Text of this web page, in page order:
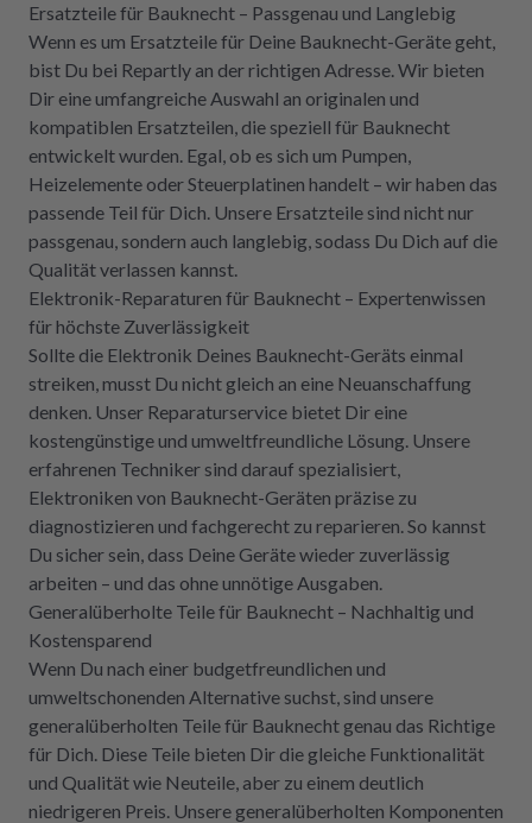
Ersatzteile für Bauknecht – Passgenau und Langlebig
Wenn es um Ersatzteile für Deine Bauknecht-Geräte geht,
bist Du bei Repartly an der richtigen Adresse. Wir bieten
Dir eine umfangreiche Auswahl an originalen und
kompatiblen Ersatzteilen, die speziell für Bauknecht
entwickelt wurden. Egal, ob es sich um Pumpen,
Heizelemente oder Steuerplatinen handelt – wir haben das
passende Teil für Dich. Unsere Ersatzteile sind nicht nur
passgenau, sondern auch langlebig, sodass Du Dich auf die
Qualität verlassen kannst.
Elektronik-Reparaturen für Bauknecht – Expertenwissen
für höchste Zuverlässigkeit
Sollte die Elektronik Deines Bauknecht-Geräts einmal
streiken, musst Du nicht gleich an eine Neuanschaffung
denken. Unser Reparaturservice bietet Dir eine
kostengünstige und umweltfreundliche Lösung. Unsere
erfahrenen Techniker sind darauf spezialisiert,
Elektroniken von Bauknecht-Geräten präzise zu
diagnostizieren und fachgerecht zu reparieren. So kannst
Du sicher sein, dass Deine Geräte wieder zuverlässig
arbeiten – und das ohne unnötige Ausgaben.
Generalüberholte Teile für Bauknecht – Nachhaltig und
Kostensparend
Wenn Du nach einer budgetfreundlichen und
umweltschonenden Alternative suchst, sind unsere
generalüberholten Teile für Bauknecht genau das Richtige
für Dich. Diese Teile bieten Dir die gleiche Funktionalität
und Qualität wie Neuteile, aber zu einem deutlich
niedrigeren Preis. Unsere generalüberholten Komponenten